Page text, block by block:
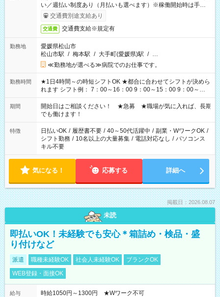
い／週払い制度あり（月払いも選べます）※稼働開始時は手続き
完了次第のお支払いとなります。
交通費別途支給あり
交通費 交通費支給※規定有
勤務地
愛媛県松山市
松山市駅 / 梅本駅 / 大手町(愛媛県)駅 / …
≪勤務地が選べる≫病院でのお仕事です。
勤務時間
★1日4時間～の時短シフトOK ★都合に合わせてシフトが決めら
れます シフト例： 7：00～16：00 9：00～15：00 9：00～
18：00 11：00～20：00 など ※Wワークの場合、他のお仕事と
合わせ週40時間超の就業はご案内できません ※法令に基づき、
週20時間以上勤務は社会保険への加入対象となります ※労働者
派遣法（日雇い派遣の原則禁止）により、短時間・短期間の就
業はご案内が難しい場合があります
期間
開始日はご相談ください！ ★急募 ★職場が気に入れば、長期
でも働けます！
特徴 日払いOK / 履歴書不要 / 40～50代活躍中 / 副業・WワークOK /
シフト勤務 / 10名以上の大量募集 / 電話対応なし / パソコンス
キル不要
気になる！ 応募する 詳細へ
掲載日：2026.08.07
未読
即払いOK！未経験でも安心＊箱詰め・検品・盛
り付けなど
派遣 職種未経験OK 社会人未経験OK
ブランクOK
WEB登録・面接OK
給与
時給1050円～1300円 ★Wワーク不可